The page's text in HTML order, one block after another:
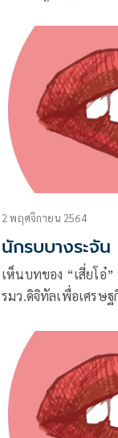
2 พฤศจิกายน 2564
นักรบบางระจัน
เห็นบทของ “เสี่ยโอ๋
รมว.ดิจิทัลเพื่อเศรษฐ